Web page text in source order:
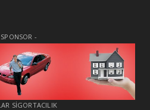
-
SİGORTACILIK